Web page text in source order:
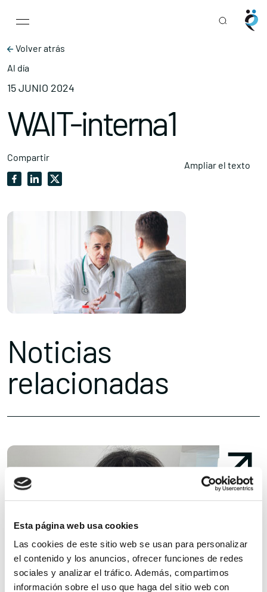
Esta página web usa cookies
Las cookies de este sitio web se usan para personalizar
el contenido y los anuncios, ofrecer funciones de redes
sociales y analizar el tráfico. Además, compartimos
información sobre el uso que haga del sitio web con
Main Navigation
Volver atrás
Al día
15 JUNIO 2024
WAIT-interna1
Compartir
Ampliar el texto
Noticias
relacionadas